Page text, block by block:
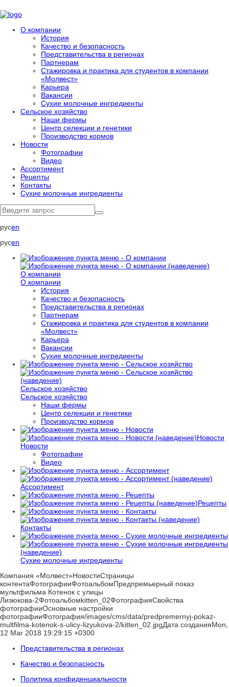
О компании
История
Качество и безопасность
Представительства в регионах
Партнерам
Стажировка и практика для студентов в компании
«Молвест»
Карьера
Вакансии
Сухие молочные ингредиенты
Сельское хозяйство
Наши фермы
Центр селекции и генетики
Производство кормов
Новости
Фотографии
Видео
Ассортимент
Рецепты
Контакты
Сухие молочные ингредиенты
русen
русen
О компании
О компании
История
Качество и безопасность
Представительства в регионах
Партнерам
Стажировка и практика для студентов в компании
«Молвест»
Карьера
Вакансии
Сухие молочные ингредиенты
Сельское хозяйство
Сельское хозяйство
Наши фермы
Центр селекции и генетики
Производство кормов
Новости
Новости
Фотографии
Видео
Ассортимент
Рецепты
Контакты
Сухие молочные ингредиенты
Компания «Молвест»НовостиСтраницы
контентаФотографииФотоальбомПредпремьерный показ
мультфильма Котенок с улицы
Лизюкова-2Фотоальбомkitten_02ФотографияСвойства
фотографииОсновные настройки
фотографииФотография/images/cms/data/predpremernyj-pokaz-
multfilma-kotenok-s-ulicy-lizyukova-2/kitten_02.jpgДата созданияMon,
12 Mar 2018 19:29:15 +0300
Представительства в регионах
Качество и безопасность
Политика конфиденциальности